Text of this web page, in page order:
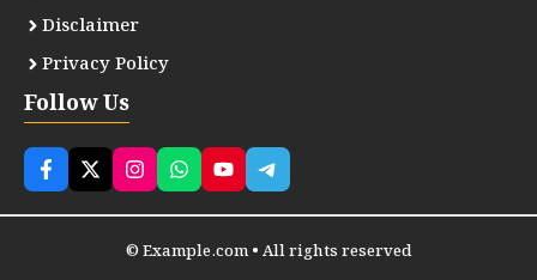
Disclaimer
Privacy Policy
Follow Us
© Example.com • All rights reserved